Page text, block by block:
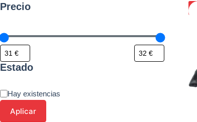
Precio
Estado
Hay existencias
Aplicar